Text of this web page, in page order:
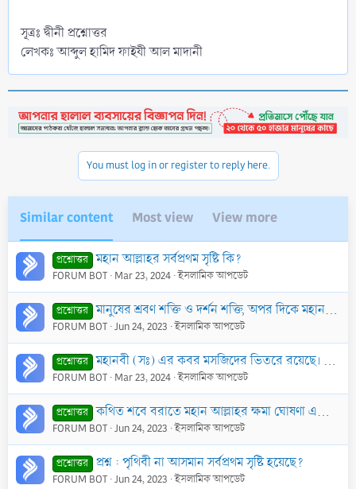
সূত্রঃ দ্বীনী প্রশ্নোত্তর
লেখকঃ আব্দুল হামিদ ফাইযী আল মাদানী
You must log in or register to reply here.
Similar content Most view View more
প্রশ্নোত্তর মহান আল্লাহর সর্বপ্রথম সৃষ্টি কি?
FORUM BOT Mar 23, 2024 ইসলামিক আপডেট
প্রশ্নোত্তর মানুষের শ্রবণ শক্তি ও দর্শন শক্তি, অপর দিকে মহান আল্লাহর শ্রবণ শক্তি ও দর্শন শক্তি, এ দুয়ের মাঝে কোন পার্থক্য আছে কী?
FORUM BOT Jun 24, 2023 ইসলামিক আপডেট
প্রশ্নোত্তর মহানবী (সঃ) এর কবর মসজিদের ভিতরে রয়েছে। তাহলে আপনারা মসজিদের ভিতরে লাশ দাফন করতে নিষেধ করেন কেন? মহানবী (সঃ) এর কবরের উপর ঘর ও গুম্বুজ রয়েছে। তাহলে আপ
FORUM BOT Mar 23, 2024 ইসলামিক আপডেট
প্রশ্নোত্তর কথিত শবে বরাতে মহান আল্লাহর ক্ষমা ঘোষণা এবং একটি ভুল বিশ্বাসের অপনোদন:
FORUM BOT Jun 24, 2023 ইসলামিক আপডেট
প্রশ্নোত্তর প্রশ্ন : পৃথিবী না আসমান সর্বপ্রথম সৃষ্টি হয়েছে?
FORUM BOT Jun 24, 2023 ইসলামিক আপডেট